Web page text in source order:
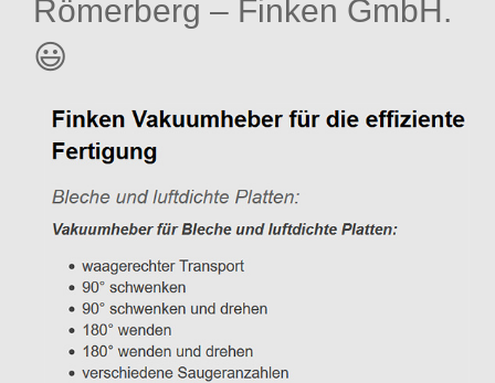
Römerberg – Finken GmbH.
😃